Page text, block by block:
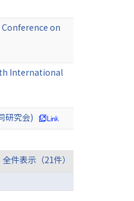
on
International
研究会)
全件表示（21件）